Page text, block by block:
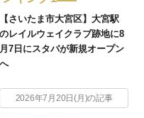
【さいたま市大宮区】大宮駅
のレイルウェイクラブ跡地に8
月7日にスタバが新規オープン
へ
2026年7月20日(月)の記事